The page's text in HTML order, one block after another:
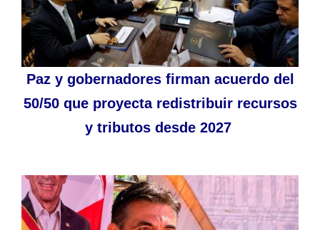
Paz y gobernadores firman acuerdo del
50/50 que proyecta redistribuir recursos
y tributos desde 2027